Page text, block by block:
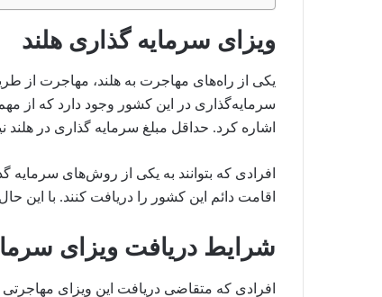
ویزای سرمایه گذاری هلند
یکی از راه‌های مهاجرت به هلند، مهاجرت از
سرمایه‌گذاری در این کشور وجود دارد که از
اشاره کرد. حداقل مبلغ سرمایه گذاری در هلند نیز ۱۲۵۰۰۰۰ یورو
اقامت دائم این کشور را دریافت کنند. با
شرایط دریافت ویزای
افرادی که متقاضی دریافت این ویزای مهاجرتی